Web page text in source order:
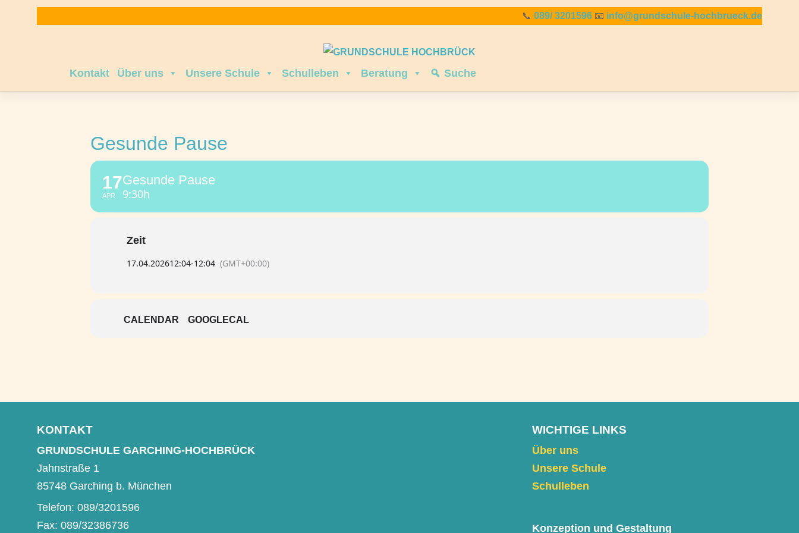
📞 089/ 3201596 📧 info@grundschule-hochbrueck.de
Kontakt Über uns Unsere Schule Schulleben Beratung Suche
Gesunde Pause
17
APR
Gesunde Pause
9:30h
Zeit
17.04.202612:04-12:04 (GMT+00:00)
CALENDAR GOOGLECAL
KONTAKT
GRUNDSCHULE GARCHING-HOCHBRÜCK
Jahnstraße 1
85748 Garching b. München
Telefon: 089/3201596
Fax: 089/32386736
WICHTIGE LINKS
Über uns
Unsere Schule
Schulleben
Konzeption und Gestaltung